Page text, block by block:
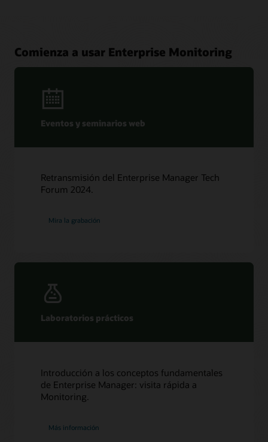
Comienza a usar Enterprise Monitoring
Eventos y seminarios web
Retransmisión del Enterprise Manager Tech
Forum 2024.
Mira la grabación
Laboratorios prácticos
Introducción a los conceptos fundamentales
de Enterprise Manager: visita rápida a
Monitoring.
Más información